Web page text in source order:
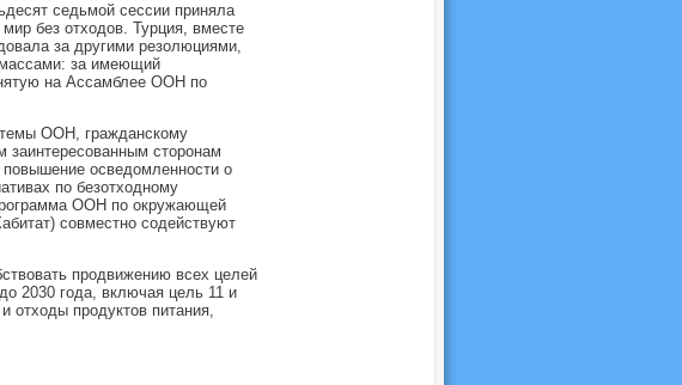
седьмой сессии приняла
без отходов. Турция, вместе
за другими резолюциями,
за имеющий
на Ассамблее ООН по
ООН, гражданскому
заинтересованным сторонам
повышение осведомленности о
по безотходному
ООН по окружающей
совместно содействуют
продвижению всех целей
2030 года, включая цель 11 и
отходы продуктов питания,